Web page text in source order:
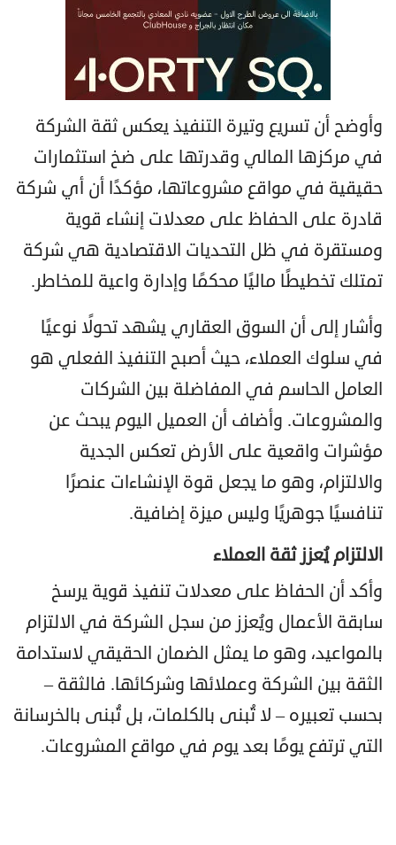
وأوضح أن تسريع وتيرة التنفيذ يعكس ثقة الشركة
في مركزها المالي وقدرتها على ضخ استثمارات
حقيقية في مواقع مشروعاتها، مؤكدًا أن أي شركة
قادرة على الحفاظ على معدلات إنشاء قوية
ومستقرة في ظل التحديات الاقتصادية هي شركة
تمتلك تخطيطًا ماليًا محكمًا وإدارة واعية للمخاطر.
وأشار إلى أن السوق العقاري يشهد تحولًا نوعيًا
في سلوك العملاء، حيث أصبح التنفيذ الفعلي هو
العامل الحاسم في المفاضلة بين الشركات
والمشروعات. وأضاف أن العميل اليوم يبحث عن
مؤشرات واقعية على الأرض تعكس الجدية
والالتزام، وهو ما يجعل قوة الإنشاءات عنصرًا
تنافسيًا جوهريًا وليس ميزة إضافية.
الالتزام يُعزز ثقة العملاء
وأكد أن الحفاظ على معدلات تنفيذ قوية يرسخ
سابقة الأعمال ويُعزز من سجل الشركة في الالتزام
بالمواعيد، وهو ما يمثل الضمان الحقيقي لاستدامة
الثقة بين الشركة وعملائها وشركائها. فالثقة –
بحسب تعبيره – لا تُبنى بالكلمات، بل تُبنى بالخرسانة
التي ترتفع يومًا بعد يوم في مواقع المشروعات.